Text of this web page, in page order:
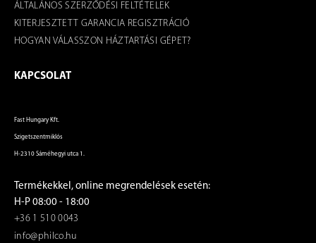
ÁLTALÁNOS SZERZŐDÉSI FELTÉTELEK
KITERJESZTETT GARANCIA REGISZTRÁCIÓ
HOGYAN VÁLASSZON HÁZTARTÁSI GÉPET?
KAPCSOLAT
Fast Hungary Kft.
Szigetszentmiklós
H-2310 Sáméhegyi utca 1.
Termékekkel, online megrendelések esetén:
H-P 08:00 - 18:00
+36 1 510 0043
info@philco.hu